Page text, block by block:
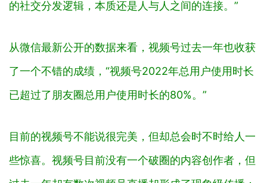
了一个不错的成绩，“视频号2022年总用户使用时长
已超过了朋友圈总用户使用时长的80%。”
些惊喜。视频号目前没有一个破圈的内容创作者，但
过去一年却有数次视频号直播却形成了现象级传播；